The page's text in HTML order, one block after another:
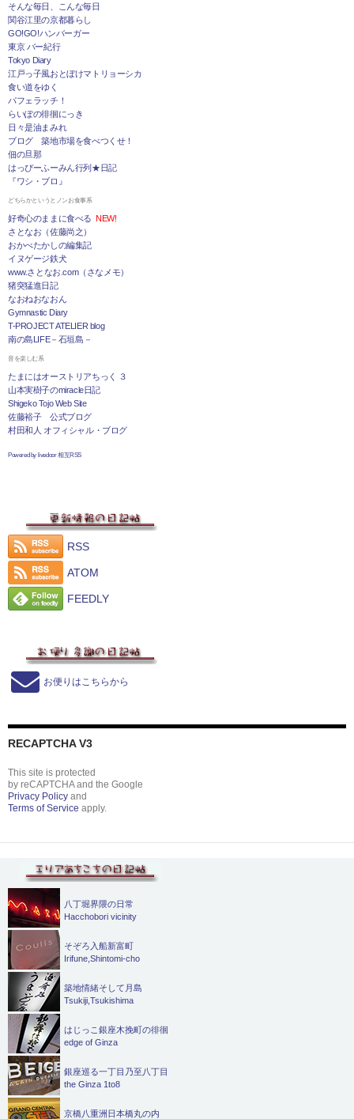
そんな毎日、こんな毎日
関谷江里の京都暮らし
GO!GO!ハンバーガー
東京 バー紀行
Tokyo Diary
江戸っ子風おとぼけマトリョーシカ
食い道をゆく
パフェラッチ！
らいぽの徘徊にっき
日々是油まみれ
ブログ 築地市場を食べつくせ！
佃の旦那
はっぴーふーみん行列★日記
『ワシ・ブロ』
どちらかというとノンお食事系
好奇心のままに食べる NEW!
さとなお（佐藤尚之）
おかべたかしの編集記
イヌゲージ鉄犬
www.さとなお.com（さなメモ）
猪突猛進日記
なおねおなおん
Gymnastic Diary
T-PROJECT ATELIER blog
南の島LIFE－石垣島－
音を楽しむ系
たまにはオーストリアちっく ３
山本実樹子のmiracle日記
Shigeko Tojo Web Site
佐藤裕子 公式ブログ
村田和人 オフィシャル・ブログ
Powered by livedoor 相互RSS
RSS
ATOM
FEEDLY
お便りはこちらから
RECAPTCHA V3
This site is protected
by reCAPTCHA and the Google
Privacy Policy and
Terms of Service apply.
八丁堀界隈の日常
Hacchobori vicinity
そぞろ入船新富町
Irifune,Shintomi-cho
築地情緒そして月島
Tsukiji,Tsukishima
はじっこ銀座木挽町の徘徊
edge of Ginza
銀座巡る一丁目乃至八丁目
the Ginza 1to8
京橋八重洲日本橋丸の内